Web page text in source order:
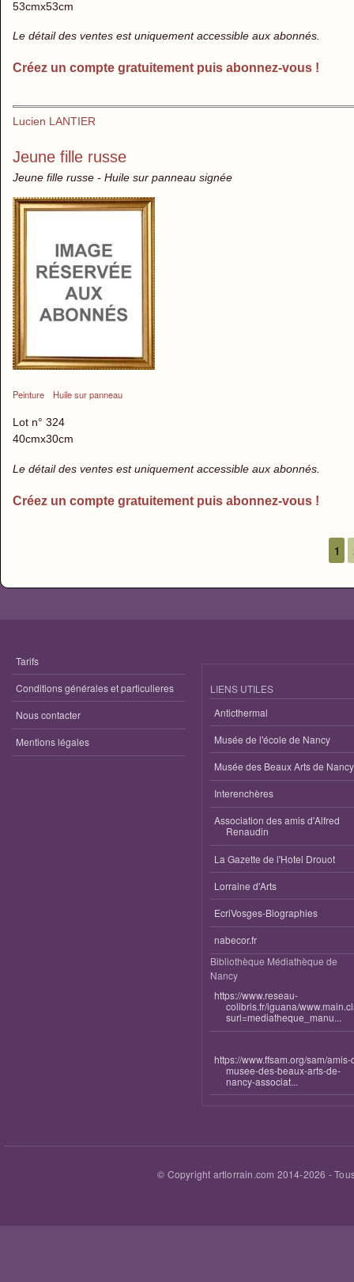
53cmx53cm
Le détail des ventes est uniquement accessible aux abonnés.
Créez un compte gratuitement puis abonnez-vous !
Lucien LANTIER
Jeune fille russe
Jeune fille russe - Huile sur panneau signée
Peinture Huile sur panneau
Lot n° 324
40cmx30cm
Le détail des ventes est uniquement accessible aux abonnés.
Créez un compte gratuitement puis abonnez-vous !
1
Tarifs
Conditions générales et particulieres
Nous contacter
Mentions légales
LIENS UTILES
Anticthermal
Musée de l'école de Nancy
Musée des Beaux Arts de Nancy
Interenchères
Association des amis d'Alfred
Renaudin
La Gazette de l'Hotel Drouot
Lorraine d'Arts
EcriVosges-Biographies
nabecor.fr
Bibliothèque Médiathèque de
Nancy
https://www.reseau-
colibris.fr/iguana/
surl=mediatheque_manu...
https://www.ffsam.org/sam/amis-
musee-des-beaux-arts-de-
nancy-associat...
© Copyright artlorrain.com 2014-2026 -